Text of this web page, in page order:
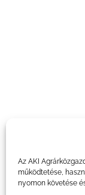
Az AKI
működtetése,
nyomon követése